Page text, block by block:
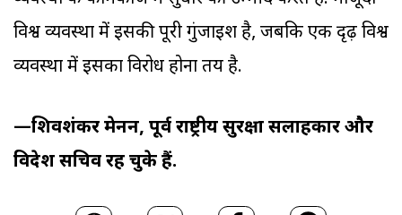
विश्व व्यवस्था में इसकी पूरी गुंजाइश है, जबकि एक दृढ़ विश्व
व्यवस्था में इसका विरोध होना तय है.
—शिवशंकर मेनन, पूर्व राष्ट्रीय सुरक्षा सलाहकार और
विदेश सचिव रह चुके हैं.